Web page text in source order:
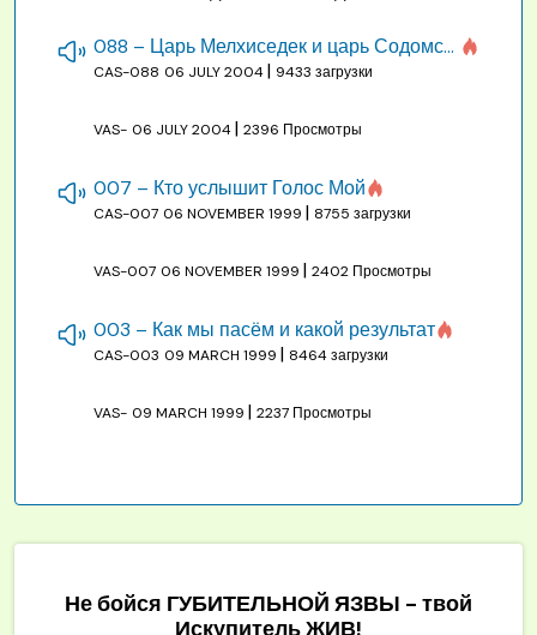
088 – Царь Мелхиседек и царь Содомский
CAS-088 06 JULY 2004| 9433 загрузки
VAS- 06 JULY 2004| 2396 Просмотры
007 – Кто услышит Голос Мой
CAS-007 06 NOVEMBER 1999 | 8755 загрузки
VAS-007 06 NOVEMBER 1999 | 2402 Просмотры
003 – Как мы пасём и какой результат
CAS-003 09 MARCH 1999 | 8464 загрузки
VAS- 09 MARCH 1999 | 2237 Просмотры
Не бойся ГУБИТЕЛЬНОЙ ЯЗВЫ - твой
Искупитель ЖИВ!